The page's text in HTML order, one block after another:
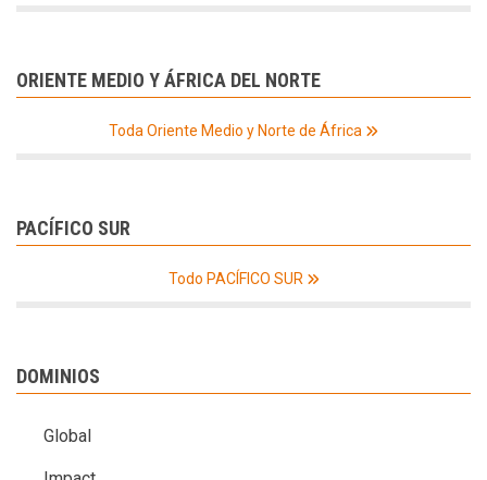
ORIENTE MEDIO Y ÁFRICA DEL NORTE
Toda Oriente Medio y Norte de África
PACÍFICO SUR
Todo PACÍFICO SUR
DOMINIOS
Global